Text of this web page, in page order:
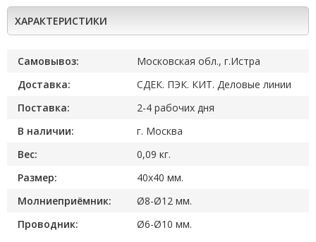
ХАРАКТЕРИСТИКИ
Самовывоз:
Московская обл., г.Истра
Доставка:
СДЕК. ПЭК. КИТ. Деловые линии
Поставка:
2-4 рабочих дня
В наличии:
г. Москва
Вес:
0,09 кг.
Размер:
40х40 мм.
Молниеприёмник:
Ø8-Ø12 мм.
Проводник:
Ø6-Ø10 мм.